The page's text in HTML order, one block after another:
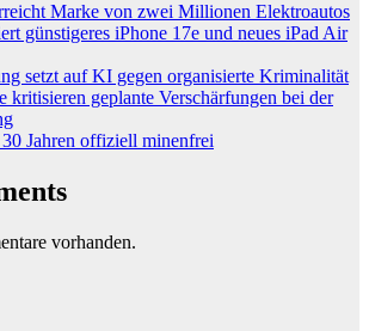
Marke von zwei Millionen Elektroautos
günstigeres iPhone 17e und neues iPad Air
setzt auf KI gegen organisierte Kriminalität
kritisieren geplante Verschärfungen bei der
Jahren offiziell minenfrei
vorhanden.